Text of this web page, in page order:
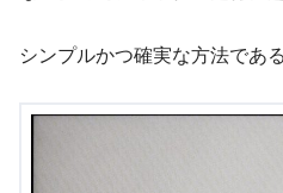
シンプルかつ確実な方法である